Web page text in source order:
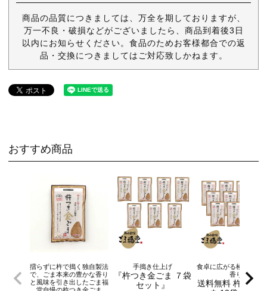
商品の品質につきましては、万全を期しておりますが、
万一不良・破損などがございましたら、商品到着後3日
以内にお知らせください。食品のためお客様都合での返
品・交換につきましてはご対応致しかねます。
おすすめ商品
擂らずに杵で搗く独自製法
で、ごま本来の豊かな香り
と風味を引き出したごま福
手搗き仕上げ
『杵つき金ごま ７袋
セット』
食卓に広がる極上のご
香り
送料無料 杵つき